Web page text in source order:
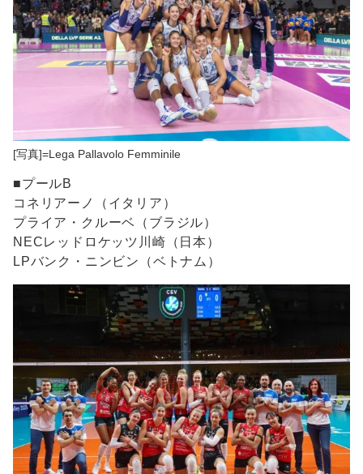
[写真]=Lega Pallavolo Femminile
■プールB
コネリアーノ（イタリア）
プライア・クルーベ（ブラジル）
NECレッドロケッツ川崎（日本）
LPバンク・ニンビン（ベトナム）